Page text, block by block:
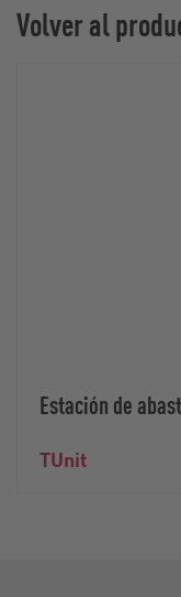
Volver al
Estación de
TUnit